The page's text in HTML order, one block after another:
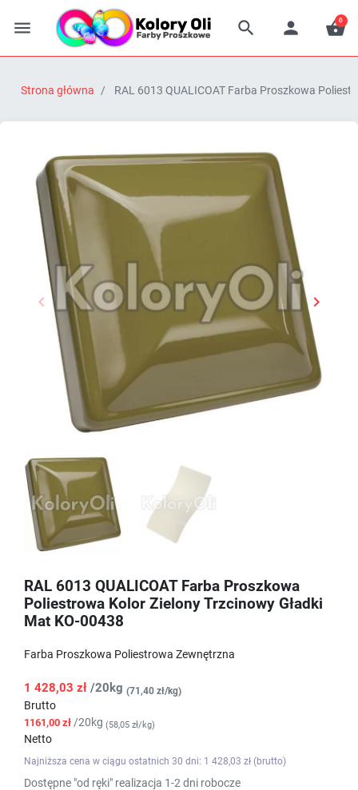
   
0
Strona główna RAL 6013 QUALICOAT Farba Proszkowa
Poprzedni
 
RAL 6013 QUALICOAT Farba Proszkowa
Poliestrowa Kolor Zielony Trzcinowy Gładki
Mat KO-00438
Farba Proszkowa Poliestrowa Zewnętrzna
1 428,03 zł /20kg (71,40 zł/kg)
Brutto
1161,00 zł /20kg (58,05 zł/kg)
Netto
Najniższa cena w ciągu ostatnich 30 dni: 1 428,03 zł (brutto)
Dostępne "od ręki" realizacja 1-2 dni robocze